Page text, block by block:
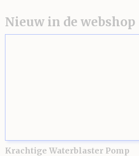
Nieuw in de webshop
Krachtige Waterblaster Pomp